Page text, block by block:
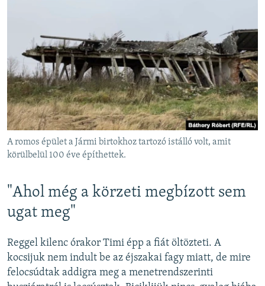
A romos épület a Jármi birtokhoz tartozó istálló volt, amit
körülbelül 100 éve építhettek.
"Ahol még a körzeti megbízott sem
ugat meg"
Reggel kilenc órakor Timi épp a fiát öltözteti. A
kocsijuk nem indult be az éjszakai fagy miatt, de mire
felocsúdtak addigra meg a menetrendszerinti